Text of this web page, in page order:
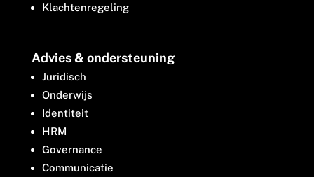
Klachtenregeling
Advies & ondersteuning
Juridisch
Onderwijs
Identiteit
HRM
Governance
Communicatie